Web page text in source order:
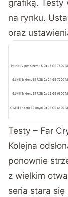
grafiką. Testy
na rynku.
oraz
Testy – Far
Kolejna
ponownie
z wielkim
seria stara